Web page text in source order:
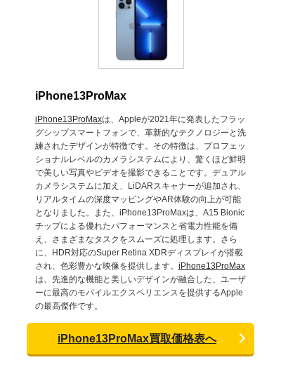
iPhone13ProMax
iPhone13ProMaxは、Appleが2021年に発表したフラッ
グシップスマートフォンで、革新的なテクノロジーと洗
練されたデザインが特徴です。その特徴は、プロフェッ
ショナルレベルのカメラシステムにより、驚くほど鮮明
で美しい写真やビデオを撮影できることです。デュアル
カメラシステムに加え、LiDARスキャナーが追加され、
リアルタイムの深度マッピングやAR体験の向上が可能
となりました。また、iPhone13ProMaxは、A15 Bionic
チップによる優れたパフォーマンスと省電力性能を備
え、さまざまなタスクをスムーズに処理します。さら
に、HDR対応のSuper Retina XDRディスプレイが搭載
され、色彩豊かな映像を提供します。 iPhone13ProMax
は、先進的な機能と美しいデザインが融合した、ユーザ
ーに最高のモバイルエクスペリエンスを提供するApple
の最高傑作です。
iPhone13ProMax買取価格表へ